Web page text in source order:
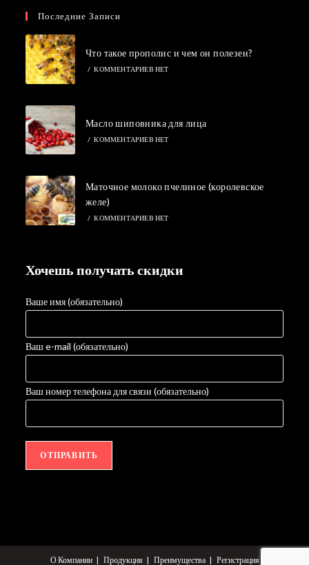
Последние Записи
Что такое прополис и чем он полезен?
/ КОММЕНТАРИЕВ НЕТ
Масло шиповника для лица
/ КОММЕНТАРИЕВ НЕТ
Маточное молоко пчелиное (королевское
желе)
/ КОММЕНТАРИЕВ НЕТ
Хочешь получать скидки
Ваше имя (обязательно)
Ваш e-mail (обязательно)
Ваш номер телефона для связи (обязательно)
О Компании Продукция Преимущества Регистрация